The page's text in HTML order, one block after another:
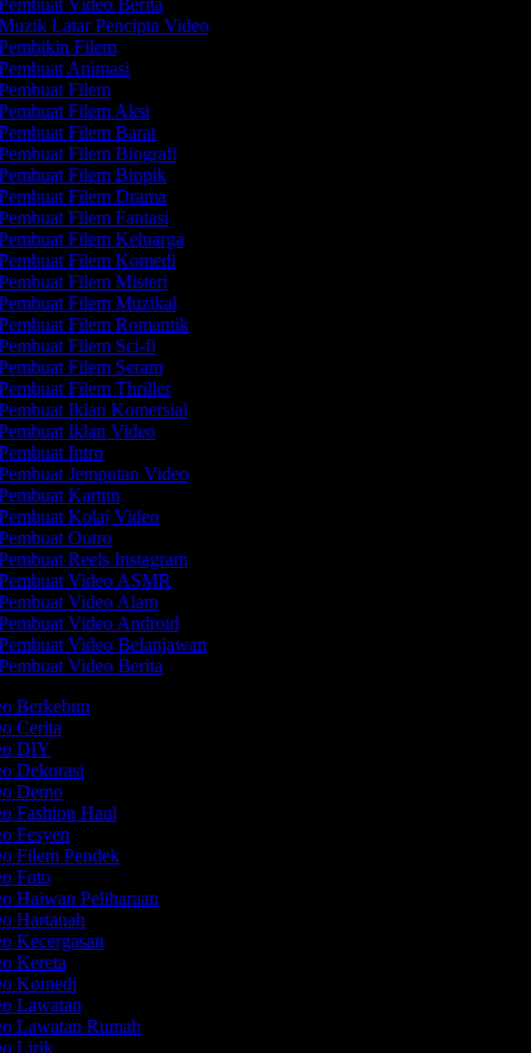
Video Berita
Latar Pencipta Video
Filem
Animasi
Filem
Filem Aksi
Filem Barat
Filem Biografi
Filem Biopik
Filem Drama
Filem Fantasi
Filem Keluarga
Filem Komedi
Filem Misteri
Filem Muzikal
Filem Romantik
Filem Sci-fi
Filem Seram
Filem Thriller
Iklan Komersial
Iklan Video
Intro
Jemputan Video
Kartun
Kolaj Video
Outro
Reels Instagram
Video ASMR
Video Alam
Video Android
Video Belanjawan
Video Berita
Berkebun
Cerita
DIY
Dekorasi
Demo
Fashion Haul
Fesyen
Filem Pendek
Foto
Haiwan Peliharaan
Hartanah
Kecergasan
Kereta
Komedi
Lawatan
Lawatan Rumah
Lirik